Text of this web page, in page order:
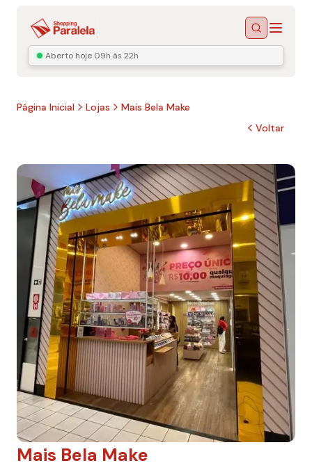
BuscarMenu
Aberto hoje 09h às 22h
Página Inicial Lojas
Mais Bela Make
Voltar
Mais Bela Make